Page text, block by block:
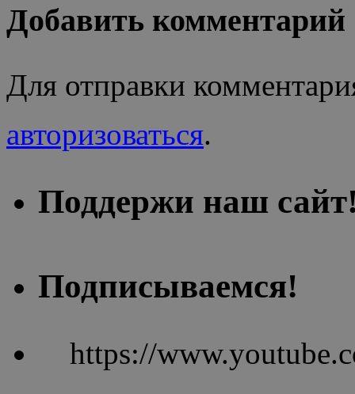
Добавить комментарий
Для отправки
авторизоваться.
Поддержи наш
Подписываемся!
https://